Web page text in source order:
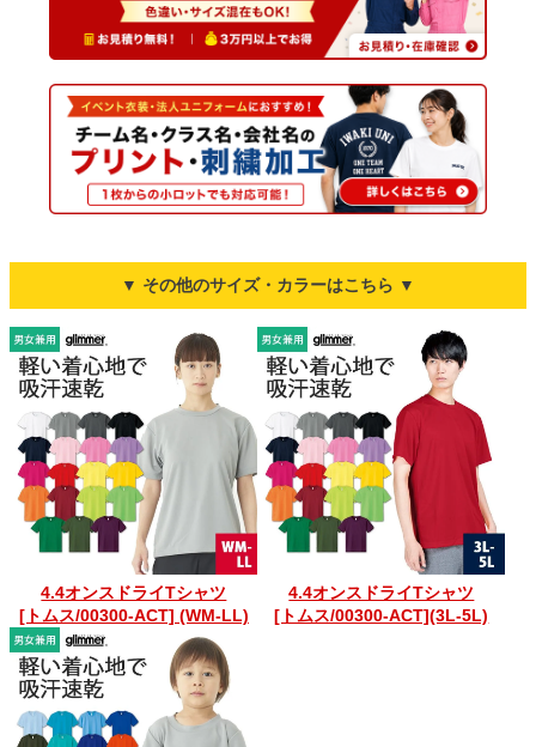
▼ その他のサイズ・カラーはこちら ▼
4.4オンスドライTシャツ
[トムス/00300-ACT] (WM-LL)
4.4オンスドライTシャツ
[トムス/00300-ACT](3L-5L)